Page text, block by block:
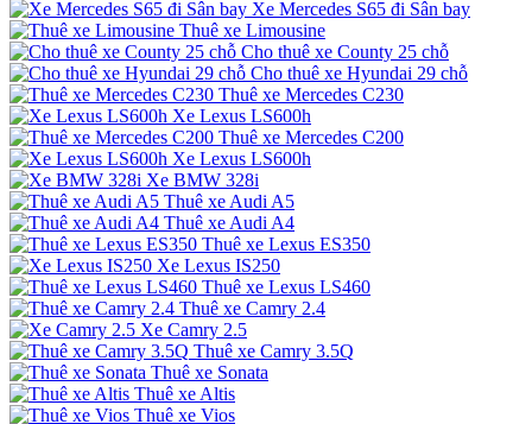
Xe Mercedes S65 đi Sân bay
Thuê xe Limousine
Cho thuê xe County 25 chỗ
Cho thuê xe Hyundai 29 chỗ
Thuê xe Mercedes C230
Xe Lexus LS600h
Thuê xe Mercedes C200
Xe Lexus LS600h
Xe BMW 328i
Thuê xe Audi A5
Thuê xe Audi A4
Thuê xe Lexus ES350
Xe Lexus IS250
Thuê xe Lexus LS460
Thuê xe Camry 2.4
Xe Camry 2.5
Thuê xe Camry 3.5Q
Thuê xe Sonata
Thuê xe Altis
Thuê xe Vios